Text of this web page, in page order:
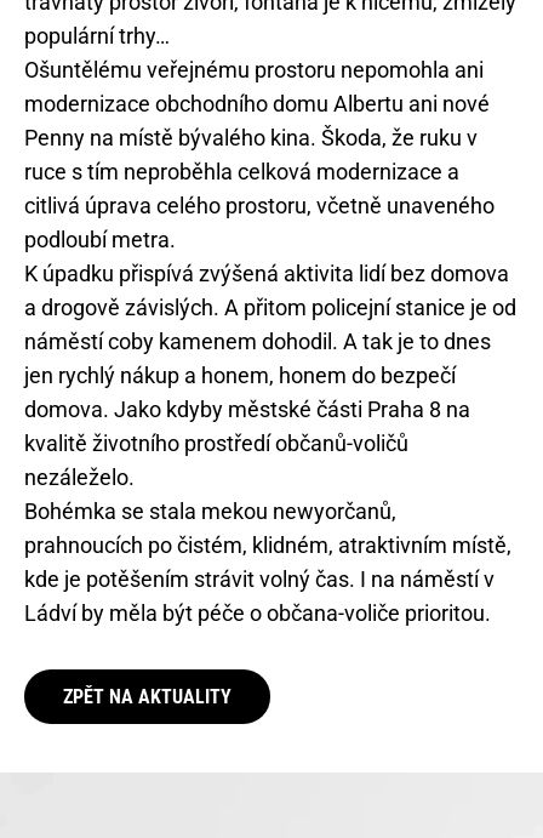
populární trhy…
Ošuntělému veřejnému prostoru nepomohla ani
modernizace obchodního domu Albertu ani nové
Penny na místě bývalého kina. Škoda, že ruku v
ruce s tím neproběhla celková modernizace a
citlivá úprava celého prostoru, včetně unaveného
podloubí metra.
K úpadku přispívá zvýšená aktivita lidí bez domova
a drogově závislých. A přitom policejní stanice je od
náměstí coby kamenem dohodil. A tak je to dnes
jen rychlý nákup a honem, honem do bezpečí
domova. Jako kdyby městské části Praha 8 na
kvalitě životního prostředí občanů-voličů
nezáleželo.
Bohémka se stala mekou newyorčanů,
prahnoucích po čistém, klidném, atraktivním místě,
kde je potěšením strávit volný čas. I na náměstí v
Ládví by měla být péče o občana-voliče prioritou.
ZPĚT NA AKTUALITY